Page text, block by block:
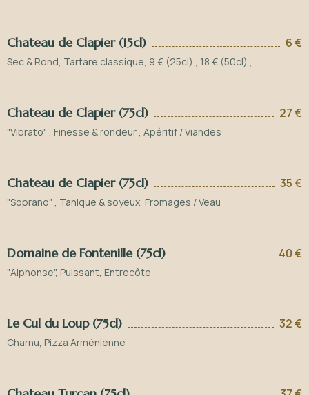
Chateau de Clapier (15cl) 6 €
Sec & Rond, Tartare classique, 9 € (25cl) , 18 € (50cl) ,
Chateau de Clapier (75cl) 27 €
"Vibrato" , Finesse & rondeur , Apéritif / Viandes
Chateau de Clapier (75cl) 35 €
"Soprano" , Tanique & soyeux, Fromages / Veau
Domaine de Fontenille (75cl) 40 €
"Alphonse", Puissant, Entrecôte
Le Cul du Loup (75cl) 32 €
Charnu, Pizza Arménienne